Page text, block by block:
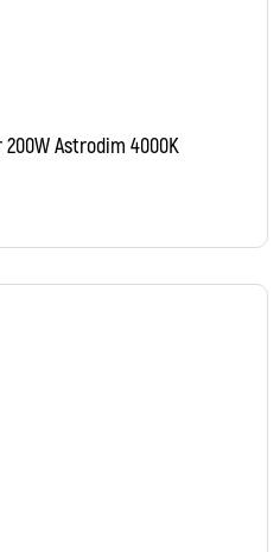
200W Astrodim 4000K